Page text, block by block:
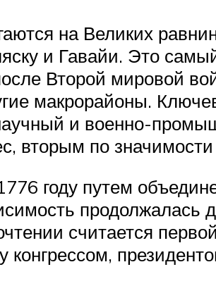
на Великих
и Гавайи. Это
Второй мировой
макрорайоны.
и военно-
вторым по
году путем
продолжалась
считается
конгрессом,